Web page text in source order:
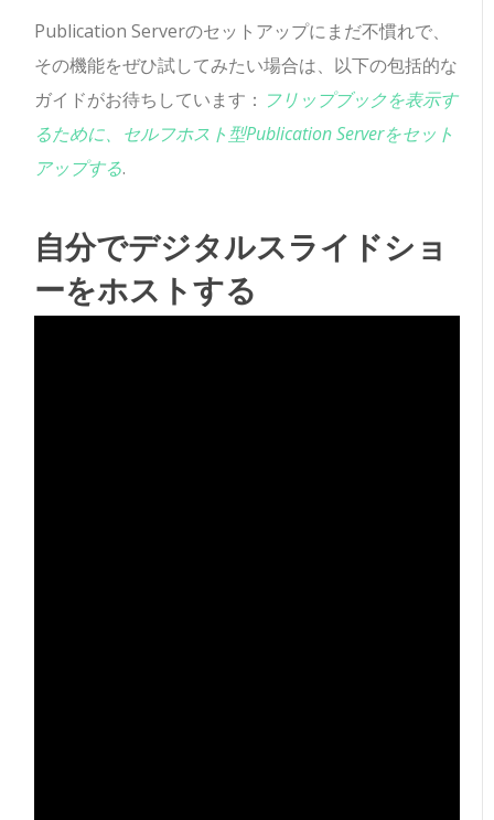
Publication Serverのセットアップにまだ不慣れで、
その機能をぜひ試してみたい場合は、以下の包括的な
ガイドがお待ちしています： フリップブックを表示す
るために、セルフホスト型Publication Serverをセット
アップする.
自分でデジタルスライドショ
ーをホストする